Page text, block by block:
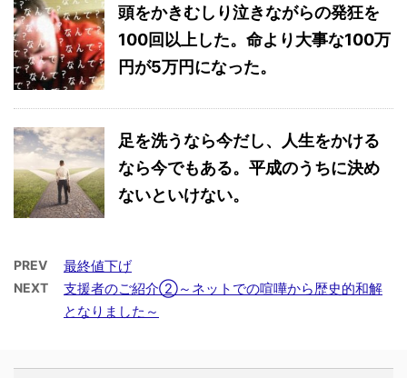
頭をかきむしり泣きながらの発狂を
100回以上した。命より大事な100万
円が5万円になった。
足を洗うなら今だし、人生をかける
なら今でもある。平成のうちに決め
ないといけない。
PREV 最終値下げ
NEXT
支援者のご紹介②～ネットでの喧嘩から歴史的和解
となりました～